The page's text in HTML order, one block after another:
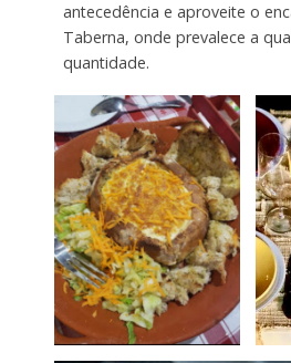
antecedência e aproveite o
Taberna, onde prevalece a
quantidade.